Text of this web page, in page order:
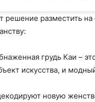
решение разместить
грудь Каи –
искусства, и
новую